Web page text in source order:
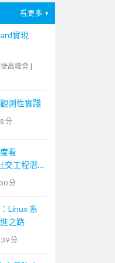
看更多
實現
高峰會 |
測性實踐
分
看
交工程潛
高性價比
30 分
Linux 系
之路
39 分